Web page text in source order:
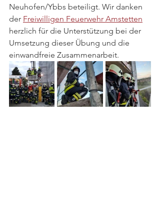
Neuhofen/Ybbs beteiligt. Wir danken
der Freiwilligen Feuerwehr Amstetten
herzlich für die Unterstützung bei der
Umsetzung dieser Übung und die
einwandfreie Zusammenarbeit.